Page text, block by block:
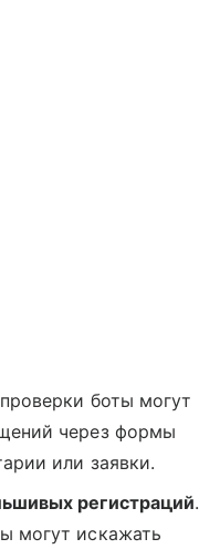
боты могут
через формы
или заявки.
регистраций.
могут искажать